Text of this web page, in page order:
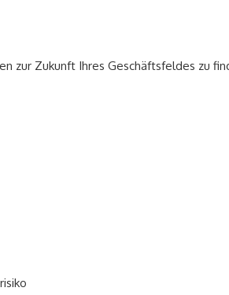
zur Zukunft Ihres Geschäftsfeldes zu